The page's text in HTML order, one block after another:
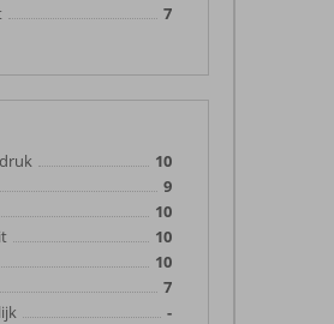
7
10
9
10
10
10
7
-